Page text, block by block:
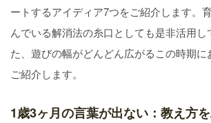
ートするアイディア7つをご紹介します。
んでいる解消法の糸口としても是非活用し
た、遊びの幅がどんどん広がるこの時期に
ご紹介します。
1歳3ヶ月の言葉が出ない：教え方